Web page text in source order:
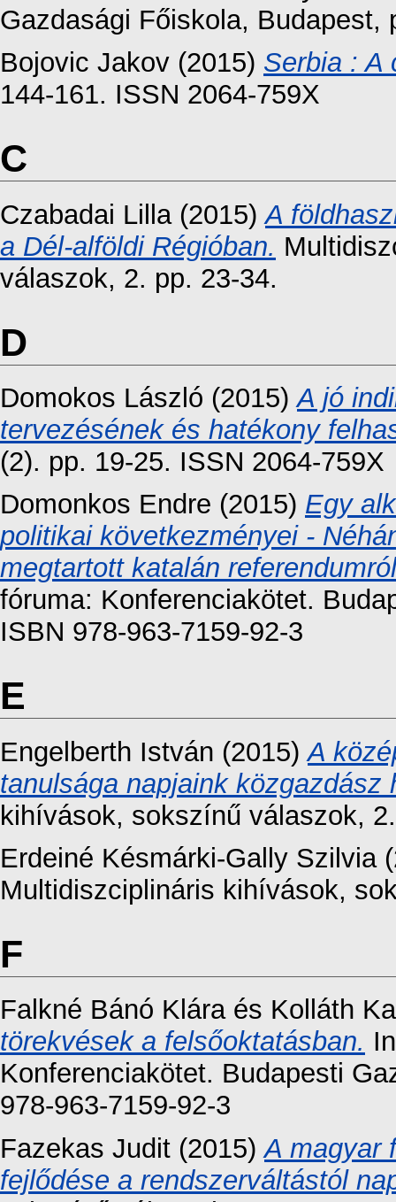
Gazdasági Főiskola, Budapest,
Bojovic Jakov (2015) Serbia : A
144-161. ISSN 2064-759X
C
Czabadai Lilla(2015)A
a Dél-alföldi Régióban.
válaszok, 2. pp. 23-34.
D
Domokos László (2015)A jó
tervezésének és hatékony
(2). pp. 19-25. ISSN 2064-759X
Domonkos Endre (2015) Egy
politikai következményei -
megtartott katalán
fóruma: Konferenciakötet.
ISBN 978-963-7159-92-3
E
Engelberth István (2015)A
tanulsága napjaink közgazdász
kihívások, sokszínű válaszok,
Erdeiné Késmárki-Gally Szilvia
Multidiszciplináris kihívások,
F
Falkné Bánó Kláraés Kolláth
törekvések a felsőoktatásban.
Konferenciakötet. Budapesti
978-963-7159-92-3
Fazekas Judit (2015)A magyar
fejlődése a rendszerváltástól